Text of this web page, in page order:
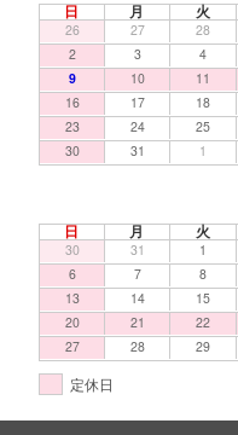
日 月 火
26 27 28
2
3 4
9
10 11
16
17 18
23
24 25
30
31 1
日 月 火
30 31 1
6
7 8
13
14 15
20
21 22
27
28 29
定休日